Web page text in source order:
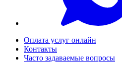
Оплата услуг онлайн
Контакты
Часто задаваемые вопросы